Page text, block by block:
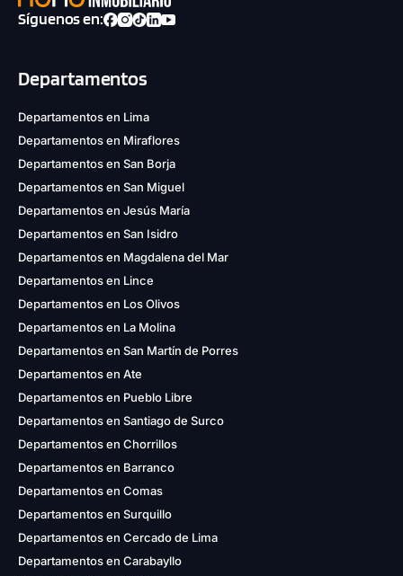
Síguenos en:
Departamentos
Departamentos en Lima
Departamentos en Miraflores
Departamentos en San Borja
Departamentos en San Miguel
Departamentos en Jesús María
Departamentos en San Isidro
Departamentos en Magdalena del Mar
Departamentos en Lince
Departamentos en Los Olivos
Departamentos en La Molina
Departamentos en San Martín de Porres
Departamentos en Ate
Departamentos en Pueblo Libre
Departamentos en Santiago de Surco
Departamentos en Chorrillos
Departamentos en Barranco
Departamentos en Comas
Departamentos en Surquillo
Departamentos en Cercado de Lima
Departamentos en Carabayllo